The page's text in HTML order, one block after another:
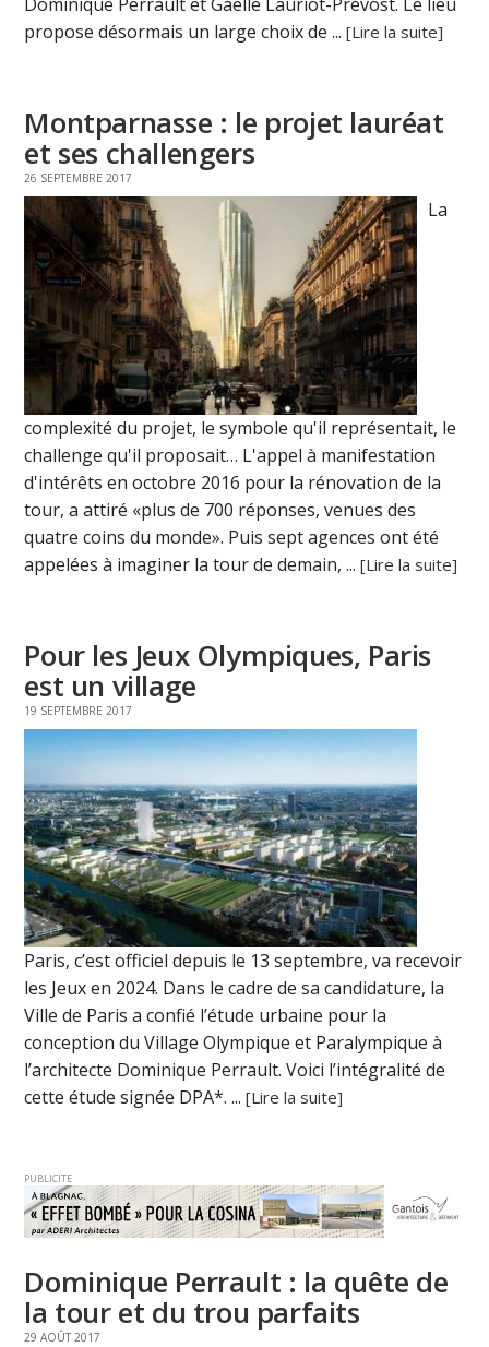
propose désormais un large choix de ...[Lire la suite]
Montparnasse : le projet lauréat
et ses challengers
26 SEPTEMBRE 2017
La
complexité du projet, le symbole qu'il représentait, le
challenge qu'il proposait… L'appel à manifestation
d'intérêts en octobre 2016 pour la rénovation de la
tour, a attiré «plus de 700 réponses, venues des
quatre coins du monde». Puis sept agences ont été
appelées à imaginer la tour de demain, ...[Lire la suite]
Pour les Jeux Olympiques, Paris
est un village
19 SEPTEMBRE 2017
Paris, c’est officiel depuis le 13 septembre, va recevoir
les Jeux en 2024. Dans le cadre de sa candidature, la
Ville de Paris a confié l’étude urbaine pour la
conception du Village Olympique et Paralympique à
l’architecte Dominique Perrault. Voici l’intégralité de
cette étude signée DPA*. ...[Lire la suite]
PUBLICITE
Dominique Perrault : la quête de
la tour et du trou parfaits
29 AOÛT 2017